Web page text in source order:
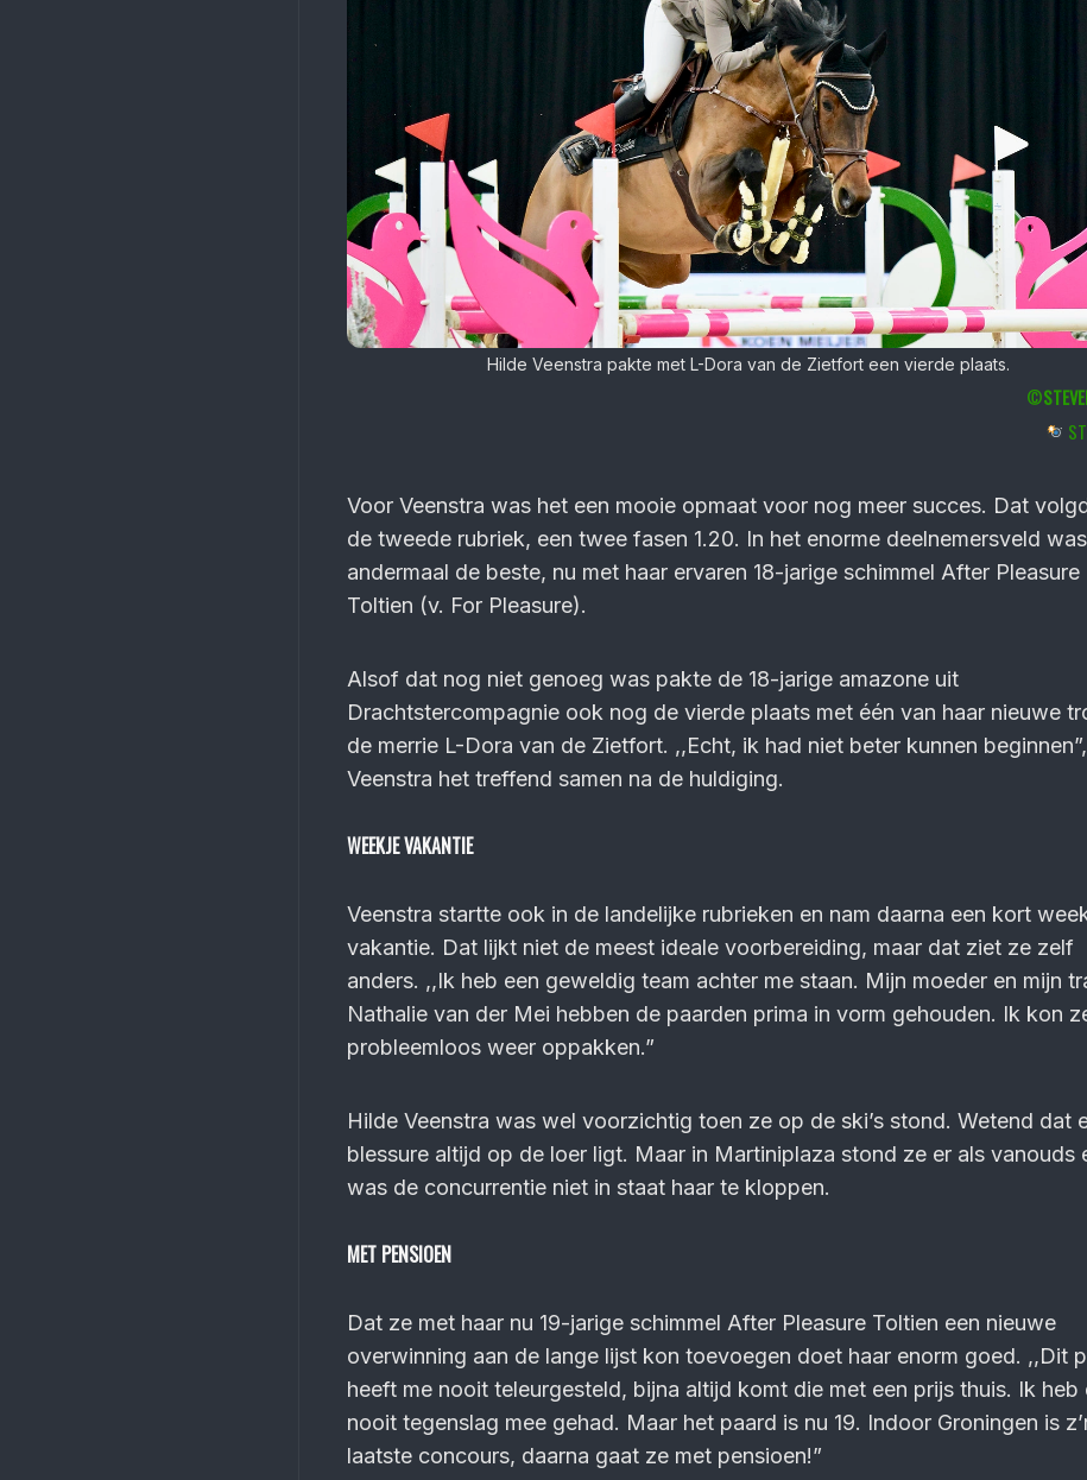
Hilde Veenstra pakte met L-Dora van de Zietfort een vierde plaats.
©
Voor Veenstra was het een mooie opmaat voor nog meer succes. Dat
de tweede rubriek, een twee fasen 1.20. In het enorme deelnemersveld
andermaal de beste, nu met haar ervaren 18-jarige schimmel After Pleasure
Toltien (v. For Pleasure).
Alsof dat nog niet genoeg was pakte de 18-jarige amazone uit
Drachtstercompagnie ook nog de vierde plaats met één van haar nieuwe
de merrie L-Dora van de Zietfort. ,,Echt, ik had niet beter kunnen
Veenstra het treffend samen na de huldiging.
WEEKJE VAKANTIE
Veenstra startte ook in de landelijke rubrieken en nam daarna een kort
vakantie. Dat lijkt niet de meest ideale voorbereiding, maar dat ziet ze zelf
anders. ,,Ik heb een geweldig team achter me staan. Mijn moeder en mijn
Nathalie van der Mei hebben de paarden prima in vorm gehouden. Ik kon
probleemloos weer oppakken.”
Hilde Veenstra was wel voorzichtig toen ze op de ski’s stond. Wetend dat
blessure altijd op de loer ligt. Maar in Martiniplaza stond ze er als vanouds
was de concurrentie niet in staat haar te kloppen.
MET PENSIOEN
Dat ze met haar nu 19-jarige schimmel After Pleasure Toltien een nieuwe
overwinning aan de lange lijst kon toevoegen doet haar enorm goed. ,,Dit
heeft me nooit teleurgesteld, bijna altijd komt die met een prijs thuis. Ik heb
nooit tegenslag mee gehad. Maar het paard is nu 19. Indoor Groningen is
laatste concours, daarna gaat ze met pensioen!”